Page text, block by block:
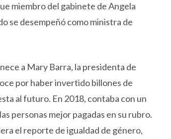
miembro del gabinete de Angela
se desempeñó como ministra de
a Mary Barra, la presidenta de
por haber invertido billones de
al futuro. En 2018, contaba con un
personas mejor pagadas en su rubro.
el reporte de igualdad de género,